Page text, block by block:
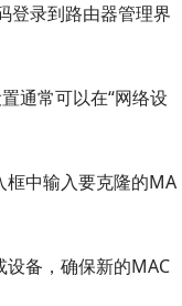
登录到路由器管理界
通常可以在“网络设
框中输入要克隆的MA
设备，确保新的MAC